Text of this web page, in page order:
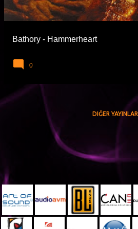
Bathory - Hammerheart
0
DIĞER YAYINLAR